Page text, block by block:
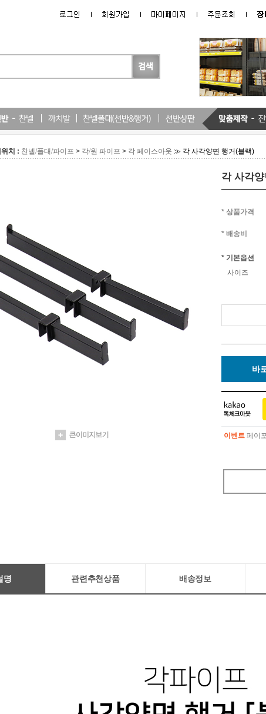
치 : 찬넬/폴대/파이프 > 각/원 파이프 > 각 페이스아웃 ≫ 각 사각양면 행거(블랙)
각 사각
* 상품가격
* 배송비
* 기본옵션
사이즈
바
이벤트 페이
명 관련추천상품 배송정보